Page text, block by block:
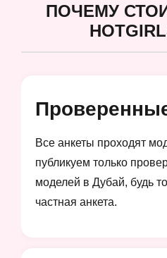
ПОЧЕМУ
Все анкеты проходят
публикуем только
моделей в Дубай, будь
частная анкета.